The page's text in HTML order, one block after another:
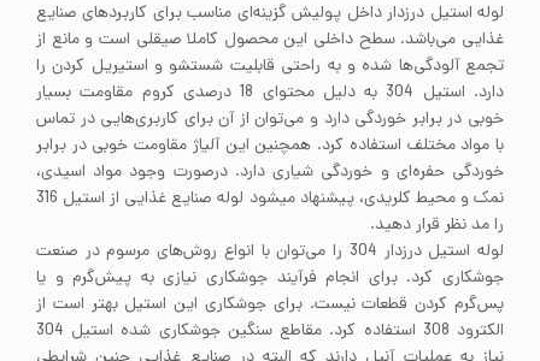
لوله استیل درزدار داخل پولیش گزینه‌ای مناسب برای کاربردهای صنایع
غذایی می‌باشد. سطح داخلی این محصول کاملا صیقلی است و مانع از
تجمع آلودگی‌ها شده و به راحتی قابلیت شستشو و استیریل کردن را
دارد. استیل 304 به دلیل محتوای 18 درصدی کروم مقاومت بسیار
خوبی در برابر خوردگی دارد و می‌توان از آن برای کاربری‌هایی در تماس
با مواد مختلف استفاده کرد. همچنین این آلیاژ مقاومت خوبی در برابر
خوردگی حفره‌ای و خوردگی شیاری دارد. درصورت وجود مواد اسیدی،
نمک و محیط کلریدی، پیشنهاد میشود لوله صنایع غذایی از استیل 316
را مد نظر قرار دهید.
لوله استیل درزدار 304 را می‌توان با انواع روش‌های مرسوم در صنعت
جوشکاری کرد. برای انجام فرآیند جوشکاری نیازی به پیش‌گرم و یا
پس‌گرم کردن قطعات نیست. برای جوشکاری این استیل بهتر است از
الکترود 308 استفاده کرد. مقاطع سنگین جوشکاری شده استیل 304